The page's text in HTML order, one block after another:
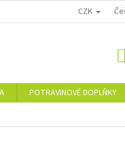
PODMÍNKY OCHRANY OSOBNÍCH
CZK
POTRAVINOVÉ DOPLŇKY